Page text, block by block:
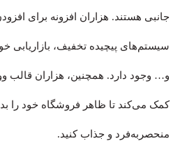
جانبی هستند. هزاران افزونه برای
سیستم‌های پیچیده تخفیف، بازاریابی
و… وجود دارد. همچنین، هزاران قالب
کمک می‌کند تا ظاهر فروشگاه خود را
منحصربه‌فرد و جذاب کنید.